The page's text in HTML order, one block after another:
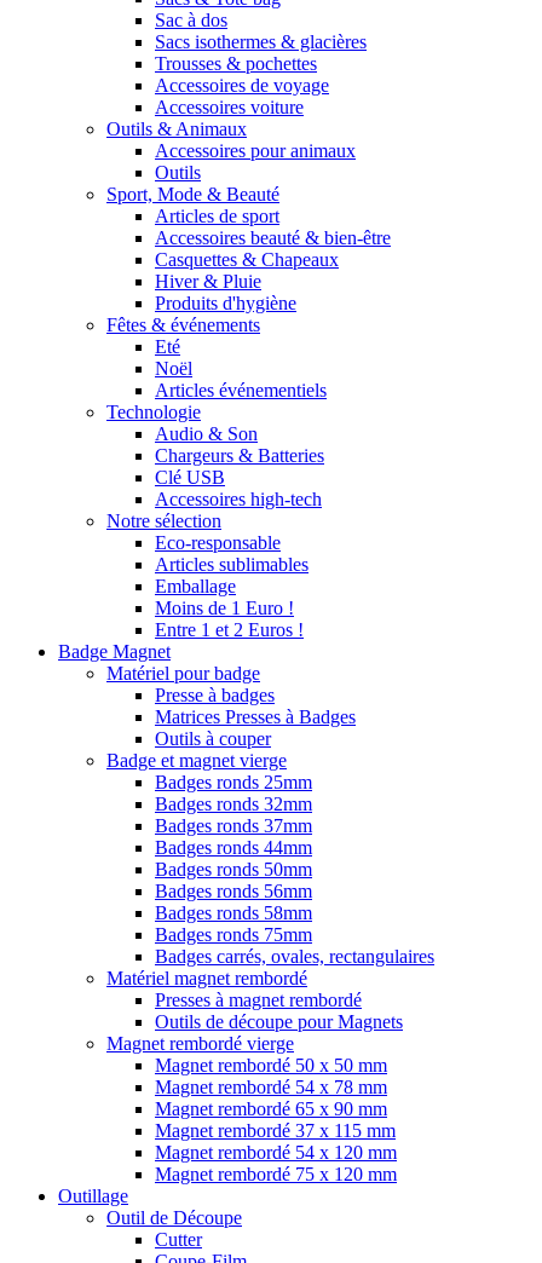
Sac à dos
Sacs isothermes & glacières
Trousses & pochettes
Accessoires de voyage
Accessoires voiture
Outils & Animaux
Accessoires pour animaux
Outils
Sport, Mode & Beauté
Articles de sport
Accessoires beauté & bien-être
Casquettes & Chapeaux
Hiver & Pluie
Produits d'hygiène
Fêtes & événements
Eté
Noël
Articles événementiels
Technologie
Audio & Son
Chargeurs & Batteries
Clé USB
Accessoires high-tech
Notre sélection
Eco-responsable
Articles sublimables
Emballage
Moins de 1 Euro !
Entre 1 et 2 Euros !
Badge Magnet
Matériel pour badge
Presse à badges
Matrices Presses à Badges
Outils à couper
Badge et magnet vierge
Badges ronds 25mm
Badges ronds 32mm
Badges ronds 37mm
Badges ronds 44mm
Badges ronds 50mm
Badges ronds 56mm
Badges ronds 58mm
Badges ronds 75mm
Badges carrés, ovales, rectangulaires
Matériel magnet rembordé
Presses à magnet rembordé
Outils de découpe pour Magnets
Magnet rembordé vierge
Magnet rembordé 50 x 50 mm
Magnet rembordé 54 x 78 mm
Magnet rembordé 65 x 90 mm
Magnet rembordé 37 x 115 mm
Magnet rembordé 54 x 120 mm
Magnet rembordé 75 x 120 mm
Outillage
Outil de Découpe
Cutter